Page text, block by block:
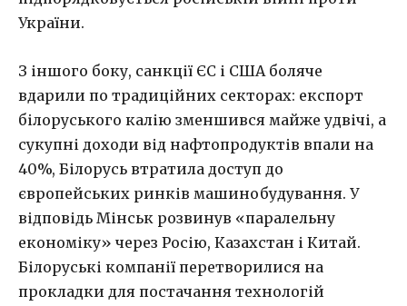
України.
З іншого боку, санкції ЄС і США боляче
вдарили по традиційних секторах: експорт
білоруського калію зменшився майже удвічі, а
сукупні доходи від нафтопродуктів впали на
40%, Білорусь втратила доступ до
європейських ринків машинобудування. У
відповідь Мінськ розвинув «паралельну
економіку» через Росію, Казахстан і Китай.
Білоруські компанії перетворилися на
прокладки для постачання технологій